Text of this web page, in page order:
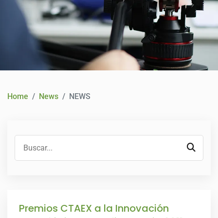
EVENTS
NEWS
CONTACT
Home News NEWS
Premios CTAEX a la Innovación